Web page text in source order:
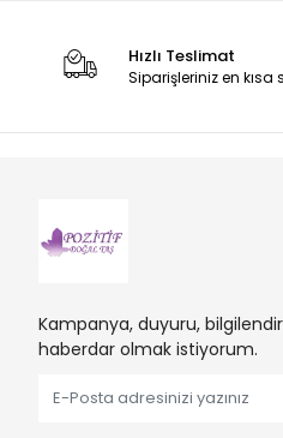
Hızlı Teslimat
Siparişleriniz en kısa
Kampanya, duyuru,
haberdar olmak istiyorum.